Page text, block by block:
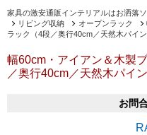
家具の激安通販インテリアルはお洒落
リビング収納
オープンラック
ラック（4段／奥行40cm／天然木パイン
幅60cm・アイアン＆木製
／奥行40cm／天然木パイン
お問